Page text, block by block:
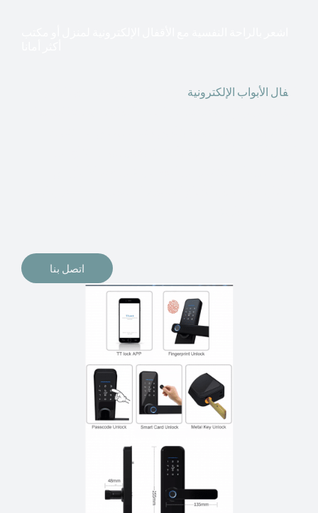
فال الأبواب الإلكترونية
اتصل بنا